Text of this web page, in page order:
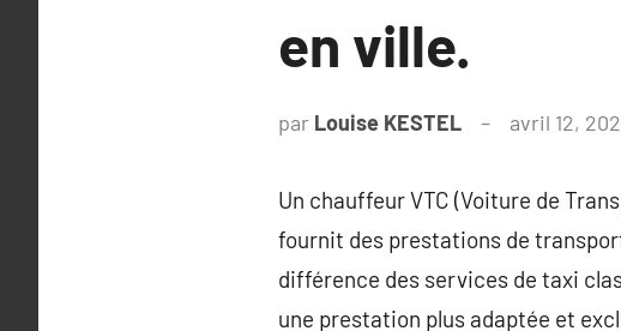
en ville.
par Louise KESTEL avril 12,
Un chauffeur VTC (Voiture de
fournit des prestations de
différence des services de taxi
une prestation plus adaptée et